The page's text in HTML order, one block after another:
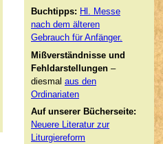
Buchtipps: Hl. Messe
nach dem älteren
Gebrauch für Anfänger.
Mißverständnisse und
Fehldarstellungen –
diesmal aus den
Ordinariaten
Auf unserer Bücherseite:
Neuere Literatur zur
Liturgiereform